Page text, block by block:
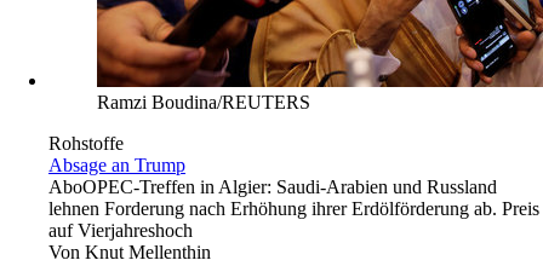
Ramzi Boudina/REUTERS
Rohstoffe
Absage an Trump
AboOPEC-Treffen in Algier: Saudi-Arabien und Russland
lehnen Forderung nach Erhöhung ihrer Erdölförderung ab. Preis
auf Vierjahreshoch
Von Knut Mellenthin